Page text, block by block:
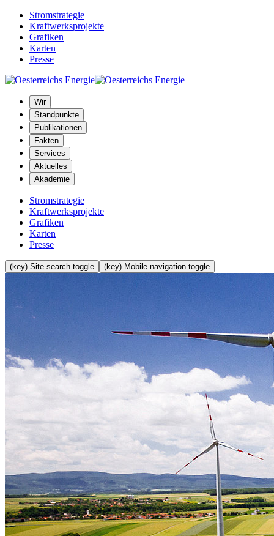
Stromstrategie
Kraftwerksprojekte
Grafiken
Karten
Presse
Wir
Standpunkte
Publikationen
Fakten
Services
Aktuelles
Akademie
Stromstrategie
Kraftwerksprojekte
Grafiken
Karten
Presse
(key) Site search toggle (key) Mobile navigation toggle